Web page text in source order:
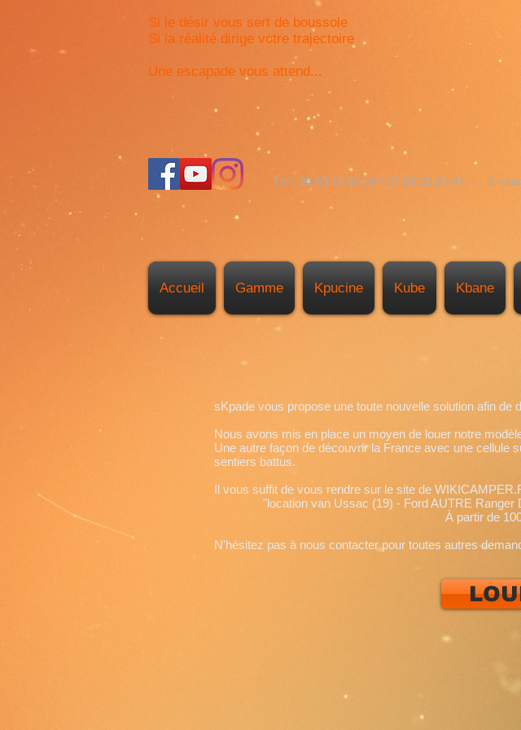
Si le désir vous sert de boussole
Si la réalité dirige votre trajectoire
Une escapade vous attend...
Tél : 06.63.15.88.94 / 07.83.33.83.41 - E-
Accueil Gamme Kpucine Kube Kbane
sKpade vous propose une toute nouvelle solution afin de
Nous avons mis en place un moyen de louer notre
Une autre façon de découvrir la France avec une cellule
sentiers battus.
Il vous suffit de vous rendre sur le site de
"location van Ussac (19) - Ford AUTRE Ranger
À partir de 100 € /
N'hésitez pas à nous contacter pour toutes autres